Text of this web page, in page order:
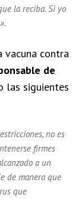
la reciba. Si yo
vacuna contra
de
las siguientes
no es
firmes
a un
de manera que
que